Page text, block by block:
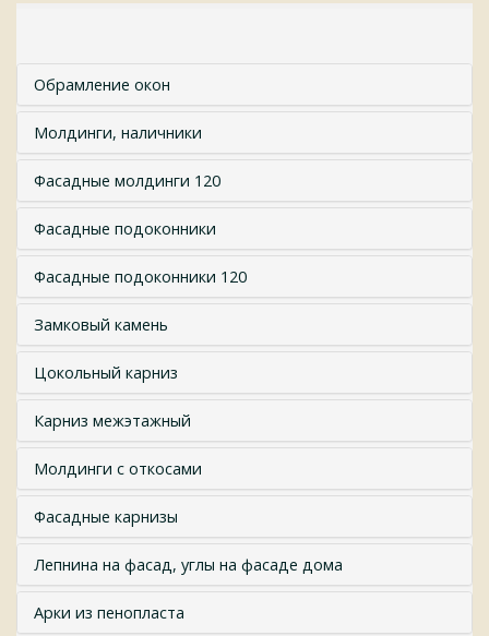
Обрамление окон
Молдинги, наличники
Фасадные молдинги 120
Фасадные подоконники
Фасадные подоконники 120
Замковый камень
Цокольный карниз
Карниз межэтажный
Молдинги с откосами
Фасадные карнизы
Лепнина на фасад, углы на фасаде дома
Арки из пенопласта